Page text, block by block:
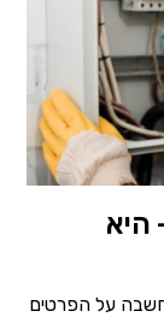
היא
על הפרטים